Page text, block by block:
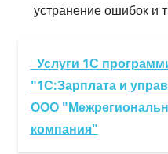
устранение ошибок и
Услуги 1С
"1С:Зарплата и
ООО
компания"